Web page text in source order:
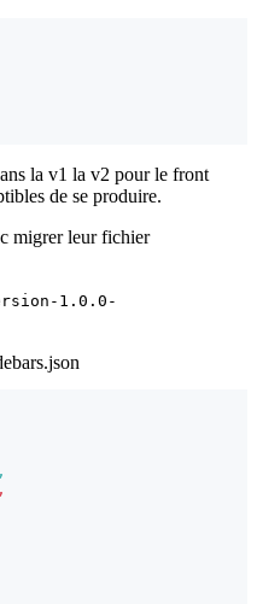
la v1 la v2 pour le front
de se produire.
migrer leur fichier
1.0.0-